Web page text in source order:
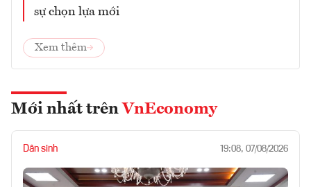
sự chọn lựa mới
Xem thêm
Mới nhất trên VnEconomy
Dân sinh 19:08, 07/08/2026